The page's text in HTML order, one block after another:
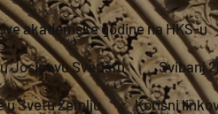
akademske godine na HKS-u
Josipovu Svetištu Svibanj
Svetu Zemlju Korisni